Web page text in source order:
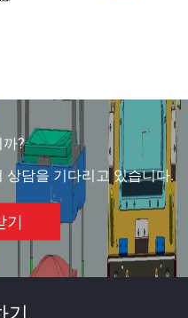
?
상담을 기다리고 있습니다.
기
기